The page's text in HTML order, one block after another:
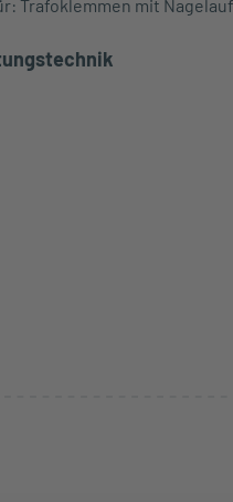
Trafoklemmen mit